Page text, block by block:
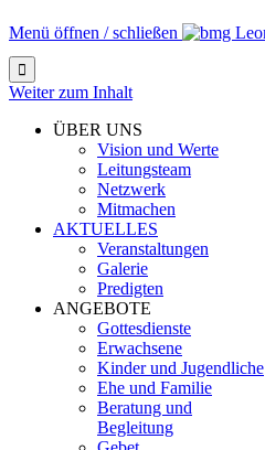
Menü öffnen / schließen

Weiter zum Inhalt
ÜBER UNS
Vision und Werte
Leitungsteam
Netzwerk
Mitmachen
AKTUELLES
Veranstaltungen
Galerie
Predigten
ANGEBOTE
Gottesdienste
Erwachsene
Kinder und Jugendliche
Ehe und Familie
Beratung und
Begleitung